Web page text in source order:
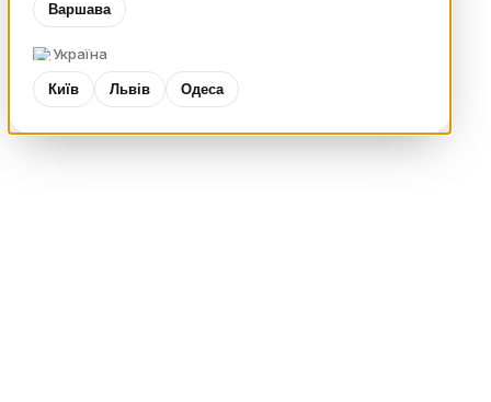
Варшава
Україна
Київ Львів Одеса